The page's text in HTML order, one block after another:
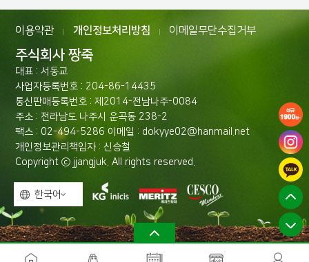
이용약관 개인정보처리방침 이메일무단수집거부
주식회사 짱죽
대표 : 서동교
사업자등록번호 : 204-86-14435
통신판매등록번호 : 제2014-전남나주-0084
주소 : 전라남도 나주시 운곡동 238-2
팩스 : 02-494-5286 이메일 : dokyye02@hanmail.net
개인정보관리책임자 : 신승철
Copyright ⓒ jjangjuk. All rights reserved.
한국어